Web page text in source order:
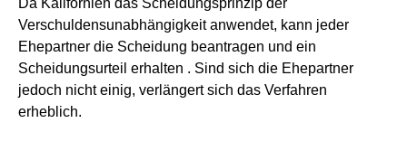
Verschuldensunabhängigkeit anwendet, kann jeder
Ehepartner die Scheidung beantragen und ein
Scheidungsurteil erhalten . Sind sich die Ehepartner
jedoch nicht einig, verlängert sich das Verfahren
erheblich.